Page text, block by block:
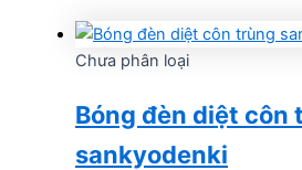
Chưa phân loại
Bóng đèn diệt côn
sankyodenki